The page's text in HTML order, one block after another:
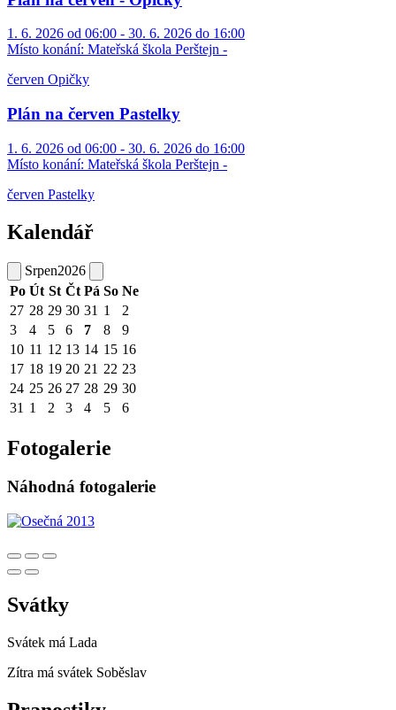
1. 6. 2026 od 06:00 - 30. 6. 2026 do 16:00
Místo konání: Mateřská škola Perštejn -
červen Opičky
Plán na červen Pastelky
1. 6. 2026 od 06:00 - 30. 6. 2026 do 16:00
Místo konání: Mateřská škola Perštejn -
červen Pastelky
Kalendář
Srpen2026
Po Út St Čt Pá So Ne
27 28 29 30 31 1
2
3
4 5 6 7 8
9
10 11 12 13 14 15 16
17 18 19 20 21 22 23
24 25 26 27 28 29 30
31 1 2 3 4 5 6
Fotogalerie
Náhodná fotogalerie
Svátky
Svátek má Lada
Zítra má svátek Soběslav